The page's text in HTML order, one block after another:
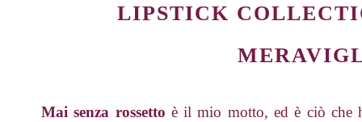
LIPSTICK
Mai senza rossetto è il mio motto, ed è ciò che